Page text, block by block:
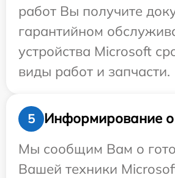
работ Вы получите
гарантийном
устройства Microsoft
виды работ и запчасти.
5
Информирование о
Мы сообщим Вам о
Вашей техники